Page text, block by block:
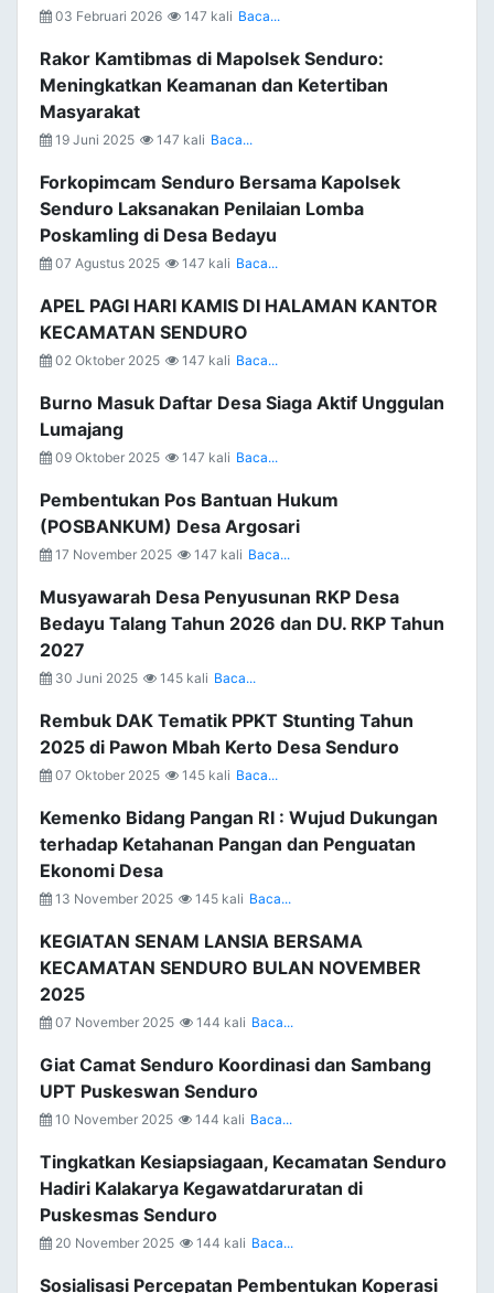
03 Februari 2026 147 kali Baca...
Rakor Kamtibmas di Mapolsek Senduro:
Meningkatkan Keamanan dan Ketertiban
Masyarakat
19 Juni 2025 147 kali Baca...
Forkopimcam Senduro Bersama Kapolsek
Senduro Laksanakan Penilaian Lomba
Poskamling di Desa Bedayu
07 Agustus 2025 147 kali Baca...
APEL PAGI HARI KAMIS DI HALAMAN KANTOR
KECAMATAN SENDURO
02 Oktober 2025 147 kali Baca...
Burno Masuk Daftar Desa Siaga Aktif Unggulan
Lumajang
09 Oktober 2025 147 kali Baca...
Pembentukan Pos Bantuan Hukum
(POSBANKUM) Desa Argosari
17 November 2025 147 kali Baca...
Musyawarah Desa Penyusunan RKP Desa
Bedayu Talang Tahun 2026 dan DU. RKP Tahun
2027
30 Juni 2025 145 kali Baca...
Rembuk DAK Tematik PPKT Stunting Tahun
2025 di Pawon Mbah Kerto Desa Senduro
07 Oktober 2025 145 kali Baca...
Kemenko Bidang Pangan RI : Wujud Dukungan
terhadap Ketahanan Pangan dan Penguatan
Ekonomi Desa
13 November 2025 145 kali Baca...
KEGIATAN SENAM LANSIA BERSAMA
KECAMATAN SENDURO BULAN NOVEMBER
2025
07 November 2025 144 kali Baca...
Giat Camat Senduro Koordinasi dan Sambang
UPT Puskeswan Senduro
10 November 2025 144 kali Baca...
Tingkatkan Kesiapsiagaan, Kecamatan Senduro
Hadiri Kalakarya Kegawatdaruratan di
Puskesmas Senduro
20 November 2025 144 kali Baca...
Sosialisasi Percepatan Pembentukan Koperasi